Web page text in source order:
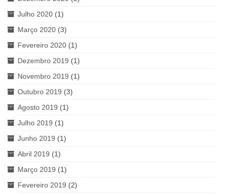
Julho 2020 (1)
Março 2020 (3)
Fevereiro 2020 (1)
Dezembro 2019 (1)
Novembro 2019 (1)
Outubro 2019 (3)
Agosto 2019 (1)
Julho 2019 (1)
Junho 2019 (1)
Abril 2019 (1)
Março 2019 (1)
Fevereiro 2019 (2)